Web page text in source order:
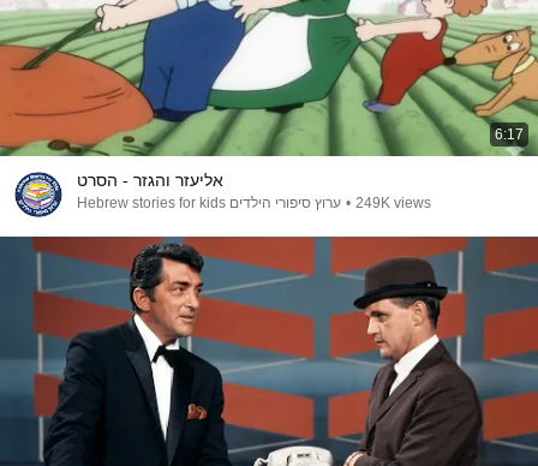
6:17
אליעזר והגזר - הסרט
ערוץ סיפורי הילדים Hebrew stories for kids • 249K views